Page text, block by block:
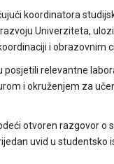
koordinatora
Univerziteta,
i obrazovnim
relevantne
i okruženjem za
otvoren razgovor o
uvid u studentsko